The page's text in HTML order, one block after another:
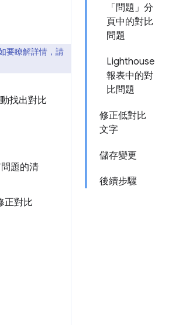
「問題」分
頁中的對比
問題
Lighthouse
報表中的對
比問題
修正低對比
文字
儲存變更
後續步驟
要瞭解詳情，請
找出對比
題的清
正對比